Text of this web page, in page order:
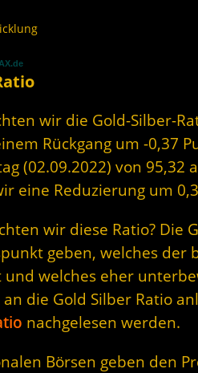
wir die Gold-Silber-
Rückgang um -0,37
(02.09.2022) von 95,32
eine Reduzierung um
wir diese Ratio? Die
geben, welches der
welches eher
an die Gold Silber Ratio
nachgelesen werden.
Börsen geben den